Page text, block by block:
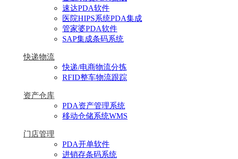
速达PDA软件
医院HIPS系统PDA集成
管家婆PDA软件
SAP集成条码系统
快递物流
快递/电商物流分拣
RFID整车物流跟踪
资产仓库
PDA资产管理系统
移动仓储系统WMS
门店管理
PDA开单软件
进销存条码系统